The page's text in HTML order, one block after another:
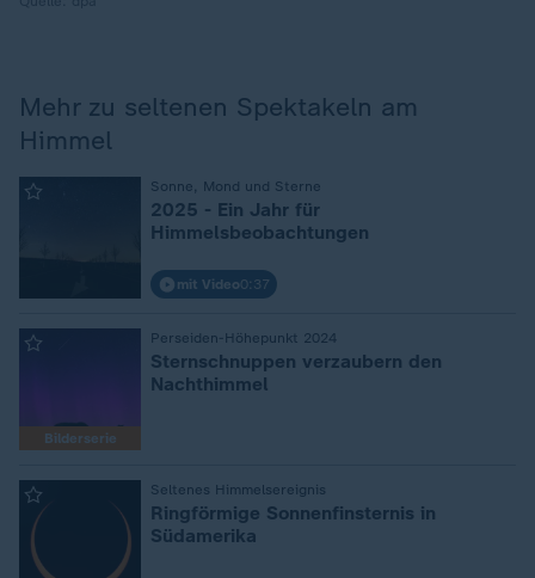
Mehr zu seltenen Spektakeln am
Himmel
Sonne, Mond und Sterne
2025 - Ein Jahr für
Himmelsbeobachtungen
mit Video0:37
Bilderserie
Perseiden-Höhepunkt 2024
Sternschnuppen verzaubern den
Nachthimmel
Seltenes Himmelsereignis
Ringförmige Sonnenfinsternis in
Südamerika